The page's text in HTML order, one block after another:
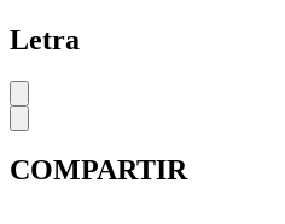
Letra
COMPARTIR